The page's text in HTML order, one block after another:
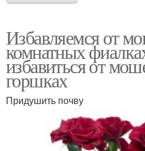
Избавляемся от
комнатных
избавиться от
горшках
Придушить почву